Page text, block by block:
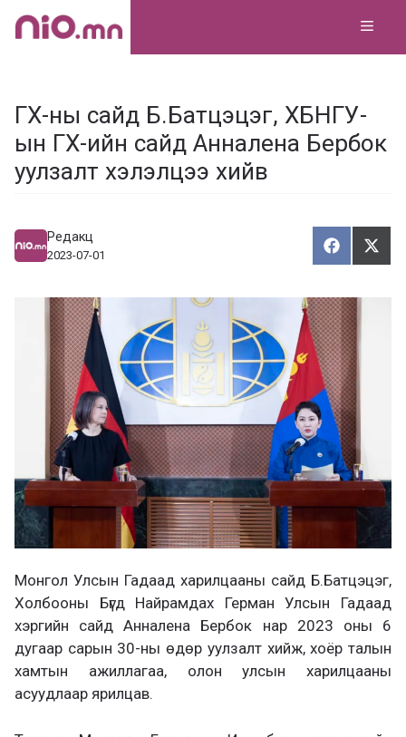
Skip
ГХ-ны сайд Б.Батцэцэг, ХБНГУ-
ын ГХ-ийн сайд Анналена Бербок
уулзалт хэлэлцээ хийв
Редакц
2023-07-01
Х
у
а
а
л
ц
а
х
Т
Монгол Улсын Гадаад харилцааны сайд Б.Батцэцэг,
Холбооны Бүгд Найрамдах Герман Улсын Гадаад
хэргийн сайд Анналена Бербок нар 2023 оны 6
дугаар сарын 30-ны өдөр уулзалт хийж, хоёр талын
хамтын ажиллагаа, олон улсын харилцааны
асуудлаар ярилцав.